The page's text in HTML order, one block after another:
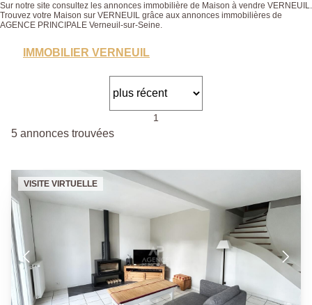
Sur notre site consultez les annonces immobilière de Maison à vendre VERNEUIL.
Trouvez votre Maison sur VERNEUIL grâce aux annonces immobilières de
AGENCE PRINCIPALE Verneuil-sur-Seine.
IMMOBILIER VERNEUIL
1
5 annonces trouvées
VISITE VIRTUELLE